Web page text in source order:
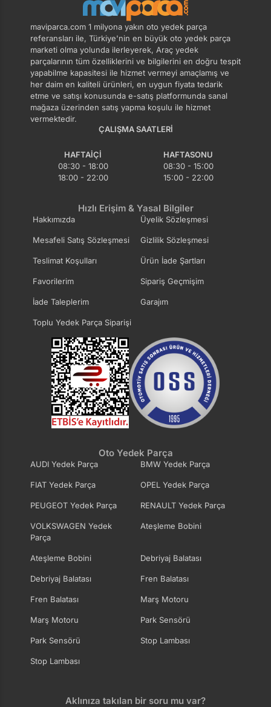
maviparca.com 1 milyona yakın oto yedek parça
referansları ile, Türkiye'nin en büyük oto yedek parça
marketi olma yolunda ilerleyerek, Araç yedek
parçalarının tüm özelliklerini ve bilgilerini en doğru tespit
yapabilme kapasitesi ile hizmet vermeyi amaçlamış ve
her daim en kaliteli ürünleri, en uygun fiyata tedarik
etme ve satışı konusunda e-satış platformunda sanal
mağaza üzerinden satış yapma koşulu ile hizmet
vermektedir.
ÇALIŞMA SAATLERI
HAFTAIÇI
08:30 - 18:00
18:00 - 22:00
HAFTASONU
08:30 - 15:00
15:00 - 22:00
Hızlı Erişim & Yasal Bilgiler
Hakkımızda Üyelik Sözleşmesi
Mesafeli Satış Sözleşmesi Gizlilik Sözleşmesi
Teslimat Koşulları Ürün İade Şartları
Favorilerim Sipariş Geçmişim
İade Taleplerim Garajım
Toplu Yedek Parça Siparişi
Oto Yedek Parça
AUDI Yedek Parça BMW Yedek Parça
FIAT Yedek Parça OPEL Yedek Parça
PEUGEOT Yedek Parça RENAULT Yedek Parça
VOLKSWAGEN Yedek
Parça
Ateşleme Bobini
Ateşleme Bobini Debriyaj Balatası
Debriyaj Balatası Fren Balatası
Fren Balatası Marş Motoru
Marş Motoru Park Sensörü
Park Sensörü Stop Lambası
Stop Lambası
Aklınıza takılan bir soru mu var?